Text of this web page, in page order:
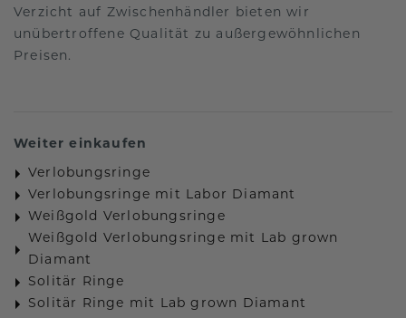
Verzicht auf Zwischenhändler bieten wir
unübertroffene Qualität zu außergewöhnlichen
Preisen.
Weiter einkaufen
Verlobungsringe
Verlobungsringe mit Labor Diamant
Weißgold Verlobungsringe
Weißgold Verlobungsringe mit Lab grown
Diamant
Solitär Ringe
Solitär Ringe mit Lab grown Diamant